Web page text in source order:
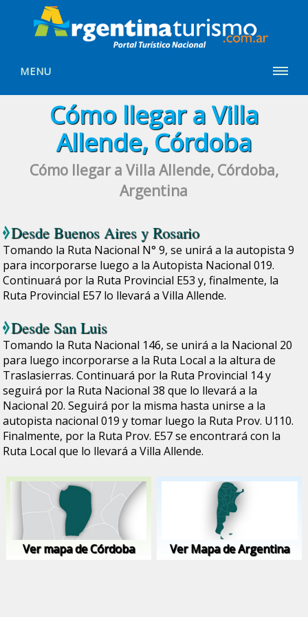
MENU
Cómo llegar a Villa
Allende, Córdoba
Cómo llegar a Villa Allende, Córdoba,
Argentina
DesdeBuenos Aires yRosario
Tomando la Ruta Nacional N° 9, se unirá a la autopista 9
para incorporarse luego a la Autopista Nacional 019.
Continuará por la Ruta Provincial E53 y, finalmente, la
Ruta Provincial E57 lo llevará a Villa Allende.
Desde San Luis
Tomando la Ruta Nacional 146, se unirá a la Nacional 20
para luego incorporarse a la Ruta Local a la altura de
Traslasierras. Continuará por la Ruta Provincial 14 y
seguirá por la Ruta Nacional 38 que lo llevará a la
Nacional 20. Seguirá por la misma hasta unirse a la
autopista nacional 019 y tomar luego la Ruta Prov. U110.
Finalmente, por la Ruta Prov. E57 se encontrará con la
Ruta Local que lo llevará a Villa Allende.
Ver mapa de Córdoba Ver Mapa de Argentina